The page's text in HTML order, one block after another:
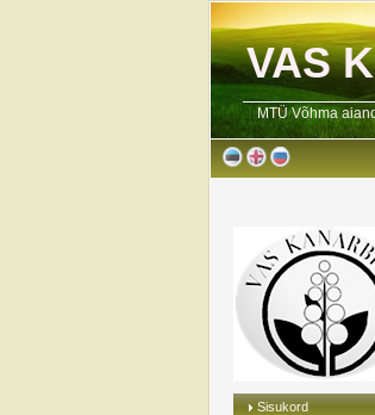
VAS
MTÜ Võhma
Sisukord